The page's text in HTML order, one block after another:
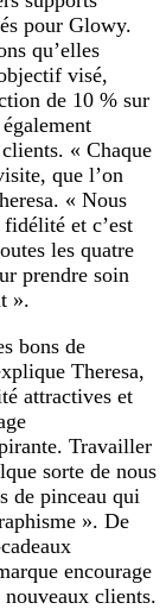
pour Glowy.
qu’elles
visé,
de 10 % sur
« Chaque
que l’on
« Nous
et c’est
les quatre
prendre soin
».
bons de
Theresa,
attractives et
Travailler
sorte de nous
de pinceau qui
». De
encourage
clients.